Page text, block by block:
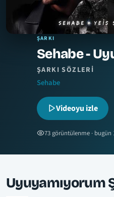
ŞARKI
Sehabe -
ŞARKI SÖZLERI
Sehabe
Videoyu izle
73 görüntülenme · bugün
Uyuyamıyorum